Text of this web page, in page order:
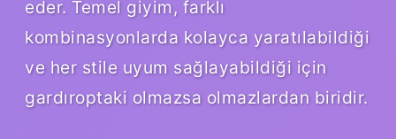
eder. Temel giyim, farklı
kombinasyonlarda kolayca yaratılabildiği
ve her stile uyum sağlayabildiği için
gardıroptaki olmazsa olmazlardan biridir.